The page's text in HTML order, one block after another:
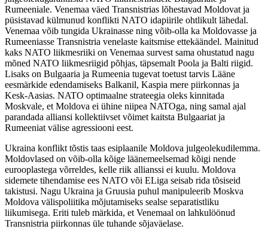
Rumeeniale. Venemaa väed Transnistrias lõhestavad Moldovat ja
püsistavad külmunud konflikti NATO idapiirile ohtlikult lähedal.
Venemaa võib tungida Ukrainasse ning võib-olla ka Moldovasse ja
Rumeeniasse Transnistria venelaste kaitsmise ettekäändel. Mainitud
kaks NATO liikmesriiki on Venemaa survest sama ohustatud nagu
mõned NATO liikmesriigid põhjas, täpsemalt Poola ja Balti riigid.
Lisaks on Bulgaaria ja Rumeenia tugevat toetust tarvis Lääne
eesmärkide edendamiseks Balkanil, Kaspia mere piirkonnas ja
Kesk-Aasias. NATO optimaalne strateegia oleks kinnitada
Moskvale, et Moldova ei ühine niipea NATOga, ning samal ajal
parandada alliansi kollektiivset võimet kaitsta Bulgaariat ja
Rumeeniat välise agressiooni eest.
Ukraina konflikt tõstis taas esiplaanile Moldova julgeolekudilemma.
Moldovlased on võib-olla kõige läänemeelsemad kõigi nende
eurooplastega võrreldes, kelle riik allianssi ei kuulu. Moldova
sidemete tihendamise ees NATO või ELiga seisab rida tõsiseid
takistusi. Nagu Ukraina ja Gruusia puhul manipuleerib Moskva
Moldova välispoliitika mõjutamiseks sealse separatistliku
liikumisega. Eriti tuleb märkida, et Venemaal on lahkulöönud
Transnistria piirkonnas üle tuhande sõjaväelase.